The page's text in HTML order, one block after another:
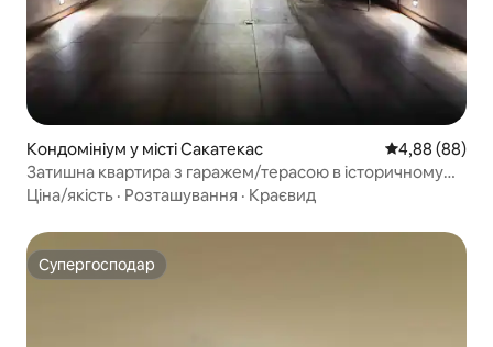
Кондомініум у місті Сакатекас Середня
4,88 (88)
Затишна квартира з гаражем/терасою в історичному
центрі
Ціна/якість · Розташування · Краєвид
Супергосподар
Супергосподар